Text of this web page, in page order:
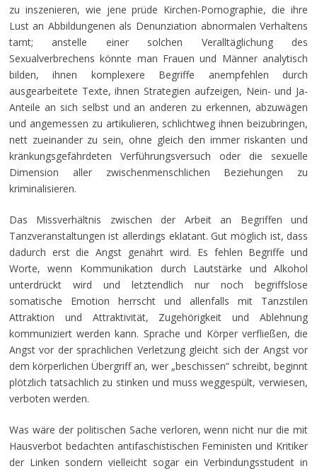
zu inszenieren, wie jene prüde Kirchen-Pornographie, die ihre
Lust an Abbildungenen als Denunziation abnormalen Verhaltens
tarnt; anstelle einer solchen Veralltäglichung des
Sexualverbrechens könnte man Frauen und Männer analytisch
bilden, ihnen komplexere Begriffe anempfehlen durch
ausgearbeitete Texte, ihnen Strategien aufzeigen, Nein- und Ja-
Anteile an sich selbst und an anderen zu erkennen, abzuwägen
und angemessen zu artikulieren, schlichtweg ihnen beizubringen,
nett zueinander zu sein, ohne gleich den immer riskanten und
kränkungsgefährdeten Verführungsversuch oder die sexuelle
Dimension aller zwischenmenschlichen Beziehungen zu
kriminalisieren.
Das Missverhältnis zwischen der Arbeit an Begriffen und
Tanzveranstaltungen ist allerdings eklatant. Gut möglich ist, dass
dadurch erst die Angst genährt wird. Es fehlen Begriffe und
Worte, wenn Kommunikation durch Lautstärke und Alkohol
unterdrückt wird und letztendlich nur noch begriffslose
somatische Emotion herrscht und allenfalls mit Tanzstilen
Attraktion und Attraktivität, Zugehörigkeit und Ablehnung
kommuniziert werden kann. Sprache und Körper verfließen, die
Angst vor der sprachlichen Verletzung gleicht sich der Angst vor
dem körperlichen Übergriff an, wer „beschissen“ schreibt, beginnt
plötzlich tatsächlich zu stinken und muss weggespült, verwiesen,
verboten werden.
Was wäre der politischen Sache verloren, wenn nicht nur die mit
Hausverbot bedachten antifaschistischen Feministen und Kritiker
der Linken sondern vielleicht sogar ein Verbindungsstudent in